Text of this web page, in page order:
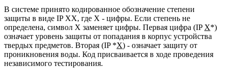
В системе принято кодированное обозначение степени
защиты в виде IP XX, где X - цифры. Если степень не
определена, символ X заменяет цифры. Первая цифра (IP X*)
означает уровень защиты от попадания в корпус устройства
твердых предметов. Вторая (IP *X) - означает защиту от
проникновения воды. Код присваивается в ходе проведения
независимого тестирования.